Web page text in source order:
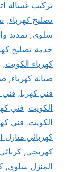
تركيب غسالة
تصليح كهرباء,
سلوى, تمدبد
خدمة تصليح
كهرباء الكويت,
صيانة كهرباء,
فني كهربا, فني
الكويت, فني
الكويت, فني
كهربائي منازل
كهربجي,
المنزل سلوى,